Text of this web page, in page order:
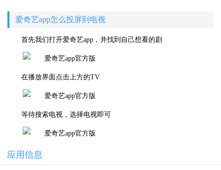
爱奇艺app怎么投屏到电视
首先我们打开爱奇艺app，并找到自己想看的剧
在播放界面点击上方的TV
等待搜索电视，选择电视即可
应用信息